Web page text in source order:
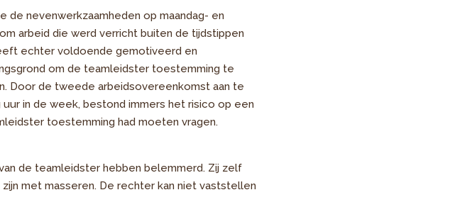
nevenwerkzaamheden op maandag- en
arbeid die werd verricht buiten de tijdstippen
echter voldoende gemotiveerd en
om de teamleidster toestemming te
Door de tweede arbeidsovereenkomst aan te
in de week, bestond immers het risico op een
toestemming had moeten vragen.
de teamleidster hebben belemmerd. Zij zelf
met masseren. De rechter kan niet vaststellen